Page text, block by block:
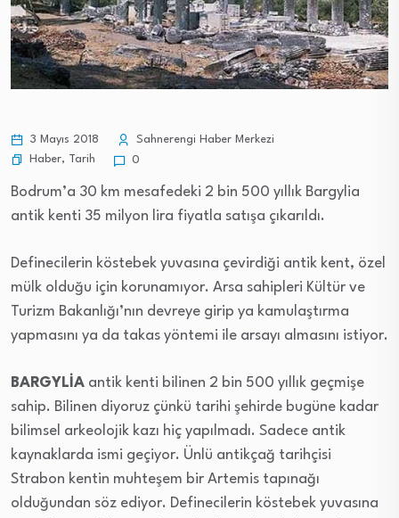
3 Mayıs 2018
Sahnerengi Haber Merkezi
Haber, Tarih 0
Bodrum’a 30 km mesafedeki 2 bin 500 yıllık Bargylia
antik kenti 35 milyon lira fiyatla satışa çıkarıldı.
Definecilerin köstebek yuvasına çevirdiği antik kent, özel
mülk olduğu için korunamıyor. Arsa sahipleri Kültür ve
Turizm Bakanlığı’nın devreye girip ya kamulaştırma
yapmasını ya da takas yöntemi ile arsayı almasını istiyor.
BARGYLİA antik kenti bilinen 2 bin 500 yıllık geçmişe
sahip. Bilinen diyoruz çünkü tarihi şehirde bugüne kadar
bilimsel arkeolojik kazı hiç yapılmadı. Sadece antik
kaynaklarda ismi geçiyor. Ünlü antikçağ tarihçisi
Strabon kentin muhteşem bir Artemis tapınağı
olduğundan söz ediyor. Definecilerin köstebek yuvasına